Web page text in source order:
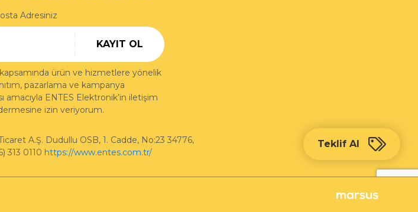
Adresiniz
KAYIT OL
kapsamında ürün ve hizmetlere yönelik
pazarlama ve kampanya
amacıyla ENTES Elektronik’in iletişim
izin veriyorum.
A.Ş. Dudullu OSB, 1. Cadde, No:23 34776,
313 0110 https://www.entes.com.tr/
Teklif Al